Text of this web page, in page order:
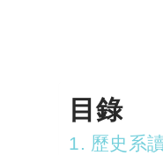
目錄
1. 歷史系